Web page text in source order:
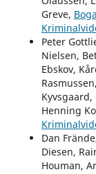
Greve,
Peter
Nielsen,
Ebskov,
Henning
Dan
Diesen,
Houman,